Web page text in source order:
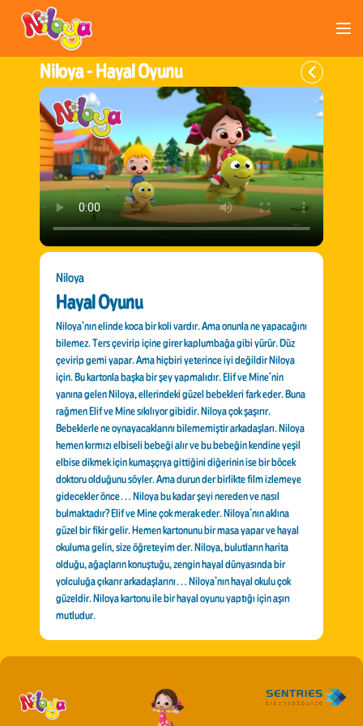
Niloya -Hayal Oyunu
Niloya
Hayal Oyunu
Niloya’nın elinde koca bir koli vardır. Ama onunla ne yapacağını
bilemez. Ters çevirip içine girer kaplumbağa gibi yürür. Düz
çevirip gemi yapar. Ama hiçbiri yeterince iyi değildir Niloya
için. Bu kartonla başka bir şey yapmalıdır. Elif ve Mine’nin
yanına gelen Niloya, ellerindeki güzel bebekleri fark eder. Buna
rağmen Elif ve Mine sıkılıyor gibidir. Niloya çok şaşırır.
Bebeklerle ne oynayacaklarını bilememiştir arkadaşları. Niloya
hemen kırmızı elbiseli bebeği alır ve bu bebeğin kendine yeşil
elbise dikmek için kumaşçıya gittiğini diğerinin ise bir böcek
doktoru olduğunu söyler. Ama durun der birlikte film izlemeye
gidecekler önce… Niloya bu kadar şeyi nereden ve nasıl
bulmaktadır? Elif ve Mine çok merak eder. Niloya’nın aklına
güzel bir fikir gelir. Hemen kartonunu bir masa yapar ve hayal
okuluma gelin, size öğreteyim der. Niloya, bulutların harita
olduğu, ağaçların konuştuğu, zengin hayal dünyasında bir
yolculuğa çıkarır arkadaşlarını… Niloya’nın hayal okulu çok
güzeldir. Niloya kartonu ile bir hayal oyunu yaptığı için aşırı
mutludur.